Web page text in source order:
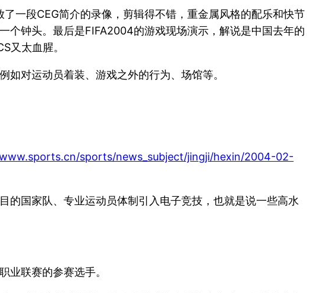
一段CEG简介的录像，剪辑得不错，重金属风格的配乐和快节
个钟头。最后是FIFA2004的游戏现场演示，解说是中国去年的
又太血腥。
对运动员着装、游戏之外的行为、场馆等。
sports/news_subject/jingji/hexin/2004-02-
的国家队、专业运动员体制引入电子竞技，也就是说一些高水
业联赛的参赛选手。